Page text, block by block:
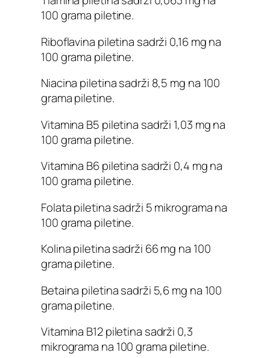
100 grama piletine.
Riboflavina piletina sadrži 0,16 mg na
100 grama piletine.
Niacina piletina sadrži 8,5 mg na 100
grama piletine.
Vitamina B5 piletina sadrži 1,03 mg na
100 grama piletine.
Vitamina B6 piletina sadrži 0,4 mg na
100 grama piletine.
Folata piletina sadrži 5 mikrograma na
100 grama piletine.
Kolina piletina sadrži 66 mg na 100
grama piletine.
Betaina piletina sadrži 5,6 mg na 100
grama piletine.
Vitamina B12 piletina sadrži 0,3
mikrograma na 100 grama piletine.